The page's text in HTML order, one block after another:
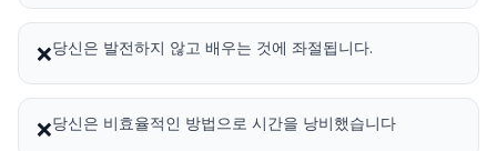
❌당신은 발전하지 않고 배우는 것에 좌절됩니다.
❌당신은 비효율적인 방법으로 시간을 낭비했습니다